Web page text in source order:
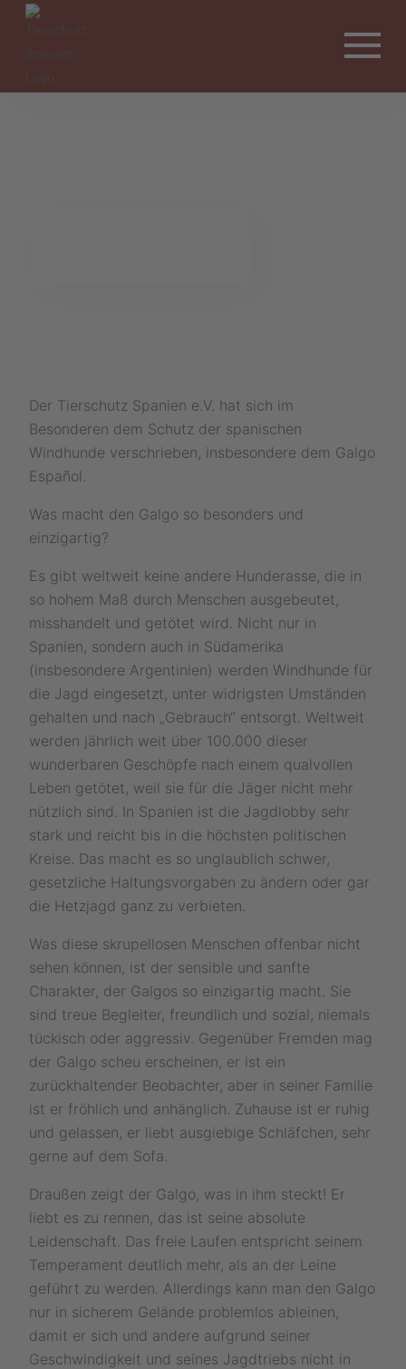
Der Tierschutz Spanien e.V. hat sich im
Besonderen dem Schutz der spanischen
Windhunde verschrieben, insbesondere dem Galgo
Español.
Was macht den Galgo so besonders und
einzigartig?
Es gibt weltweit keine andere Hunderasse, die in
so hohem Maß durch Menschen ausgebeutet,
misshandelt und getötet wird. Nicht nur in
Spanien, sondern auch in Südamerika
(insbesondere Argentinien) werden Windhunde für
die Jagd eingesetzt, unter widrigsten Umständen
gehalten und nach „Gebrauch“ entsorgt. Weltweit
werden jährlich weit über 100.000 dieser
wunderbaren Geschöpfe nach einem qualvollen
Leben getötet, weil sie für die Jäger nicht mehr
nützlich sind. In Spanien ist die Jagdlobby sehr
stark und reicht bis in die höchsten politischen
Kreise. Das macht es so unglaublich schwer,
gesetzliche Haltungsvorgaben zu ändern oder gar
die Hetzjagd ganz zu verbieten.
Was diese skrupellosen Menschen offenbar nicht
sehen können, ist der sensible und sanfte
Charakter, der Galgos so einzigartig macht. Sie
sind treue Begleiter, freundlich und sozial, niemals
tückisch oder aggressiv. Gegenüber Fremden mag
der Galgo scheu erscheinen, er ist ein
zurückhaltender Beobachter, aber in seiner Familie
ist er fröhlich und anhänglich. Zuhause ist er ruhig
und gelassen, er liebt ausgiebige Schläfchen, sehr
gerne auf dem Sofa.
Draußen zeigt der Galgo, was in ihm steckt! Er
liebt es zu rennen, das ist seine absolute
Leidenschaft. Das freie Laufen entspricht seinem
Temperament deutlich mehr, als an der Leine
geführt zu werden. Allerdings kann man den Galgo
nur in sicherem Gelände problemlos ableinen,
damit er sich und andere aufgrund seiner
Geschwindigkeit und seines Jagdtriebs nicht in